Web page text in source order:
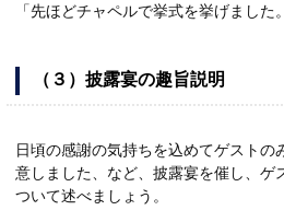
「先ほどチャペルで挙式を挙げました
（３）披露宴の趣旨説明
日頃の感謝の気持ちを込めてゲストの
意しました、など、披露宴を催し、ゲ
ついて述べましょう。